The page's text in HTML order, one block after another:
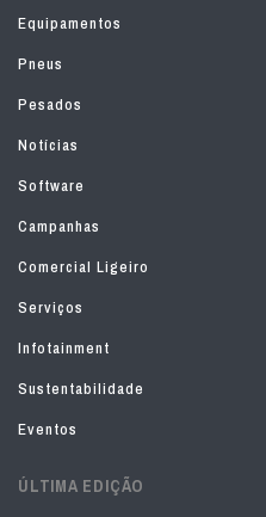
Equipamentos
Pneus
Pesados
Notícias
Software
Campanhas
Comercial Ligeiro
Serviços
Infotainment
Sustentabilidade
Eventos
ÚLTIMA EDIÇÃO